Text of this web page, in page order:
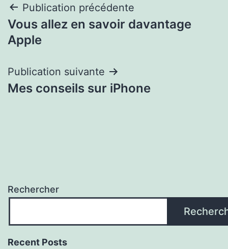
Navigation
de
Publication précédente
Vous allez en savoir davantage
Apple
Publication suivante
Mes conseils sur iPhone
Rechercher
Recent Posts